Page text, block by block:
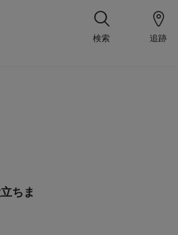
検索 追跡
ちま